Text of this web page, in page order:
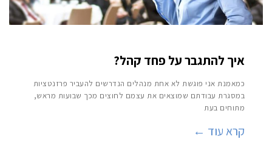
איך להתגבר על פחד קהל?
כמאמנת אני פוגשת לא אחת מנהלים הנדרשים להעביר פרזנטציות
במסגרת עבודתם שמוצאים את עצמם לחוצים מכך שבועות מראש,
מתוחים בעת
קרא עוד ←